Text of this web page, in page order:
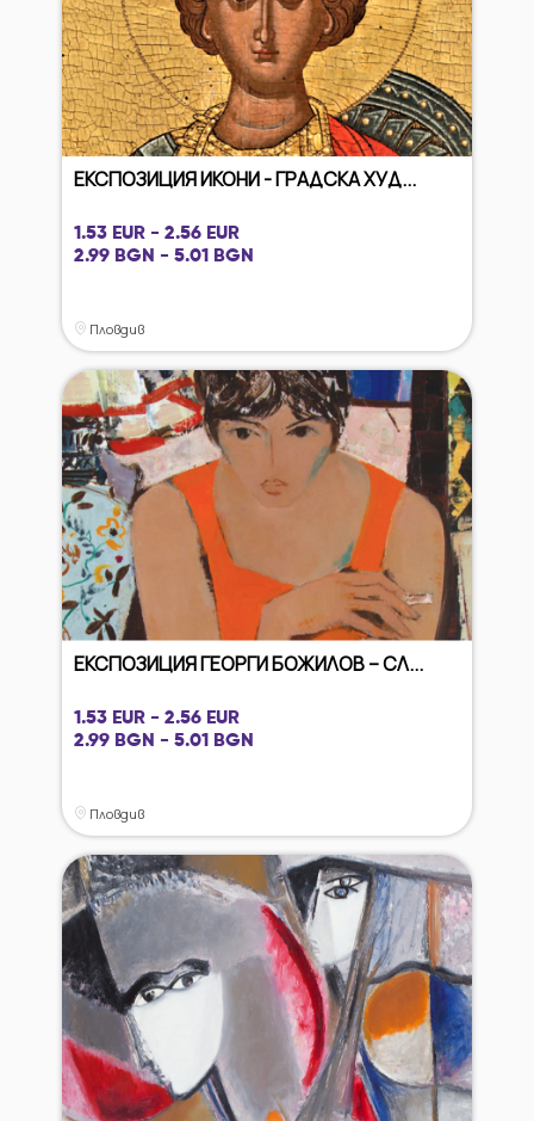
ЕКСПОЗИЦИЯ ИКОНИ - ГРАДСКА ХУД...
1.53 EUR - 2.56 EUR
2.99 BGN - 5.01 BGN
Пловдив
ЕКСПОЗИЦИЯ ГЕОРГИ БОЖИЛОВ – СЛ...
1.53 EUR - 2.56 EUR
2.99 BGN - 5.01 BGN
Пловдив